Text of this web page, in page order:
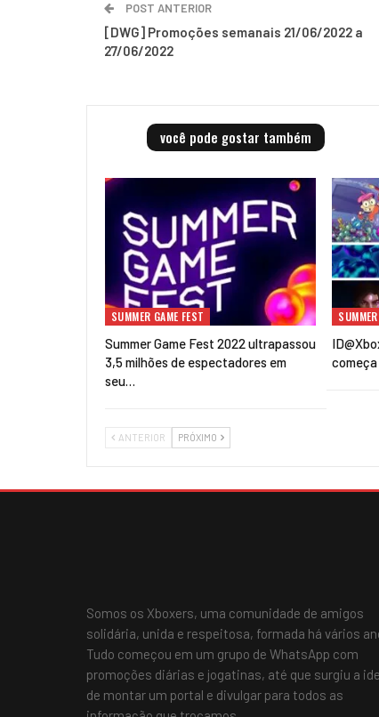
POST ANTERIOR
[DWG] Promoções semanais 21/06/2022 a
27/06/2022
você pode gostar também
SUMMER GAME FEST
Summer Game Fest 2022 ultrapassou
3,5 milhões de espectadores em
seu…
começa
ANTERIOR PRÓXIMO
Somos os Xboxers, uma comunidade de amigos
solidária, unida e respeitosa, formada há vários
Tudo começou em um grupo de WhatsApp com
promoções diárias e jogatinas, até que surgiu a
de montar um portal e divulgar para todos as